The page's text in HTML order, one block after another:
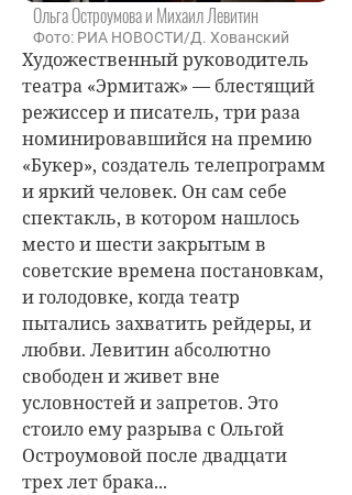
Ольга Остроумова и Михаил Левитин
Фото: РИА НОВОСТИ/Д. Хованский
Художественный руководитель
театра «Эрмитаж» — блестящий
режиссер и писатель, три раза
номинировавшийся на премию
«Букер», создатель телепрограмм
и яркий человек. Он сам себе
спектакль, в котором нашлось
место и шести закрытым в
советские времена постановкам,
и голодовке, когда театр
пытались захватить рейдеры, и
любви. Левитин абсолютно
свободен и живет вне
условностей и запретов. Это
стоило ему разрыва с Ольгой
Остроумовойпосле двадцати
трех лет брака...